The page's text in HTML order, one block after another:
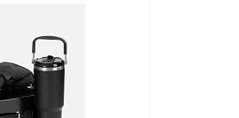
К сравнению
В наличии